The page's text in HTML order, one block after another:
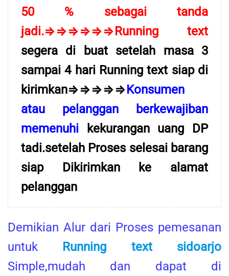
50 % sebagai tanda
jadi.⇒⇒⇒⇒⇒⇒Running text
segera di buat setelah masa 3
sampai 4 hari Running text siap di
kirimkan⇒⇒⇒⇒⇒ Konsumen
atau pelanggan berkewajiban
memenuhi
kekurangan uang DP
tadi.setelah Proses selesai barang
siap Dikirimkan ke alamat
pelanggan
Demikian Alur dari Proses pemesanan
untuk
Running text sidoarjo
Simple,mudah dan dapat di